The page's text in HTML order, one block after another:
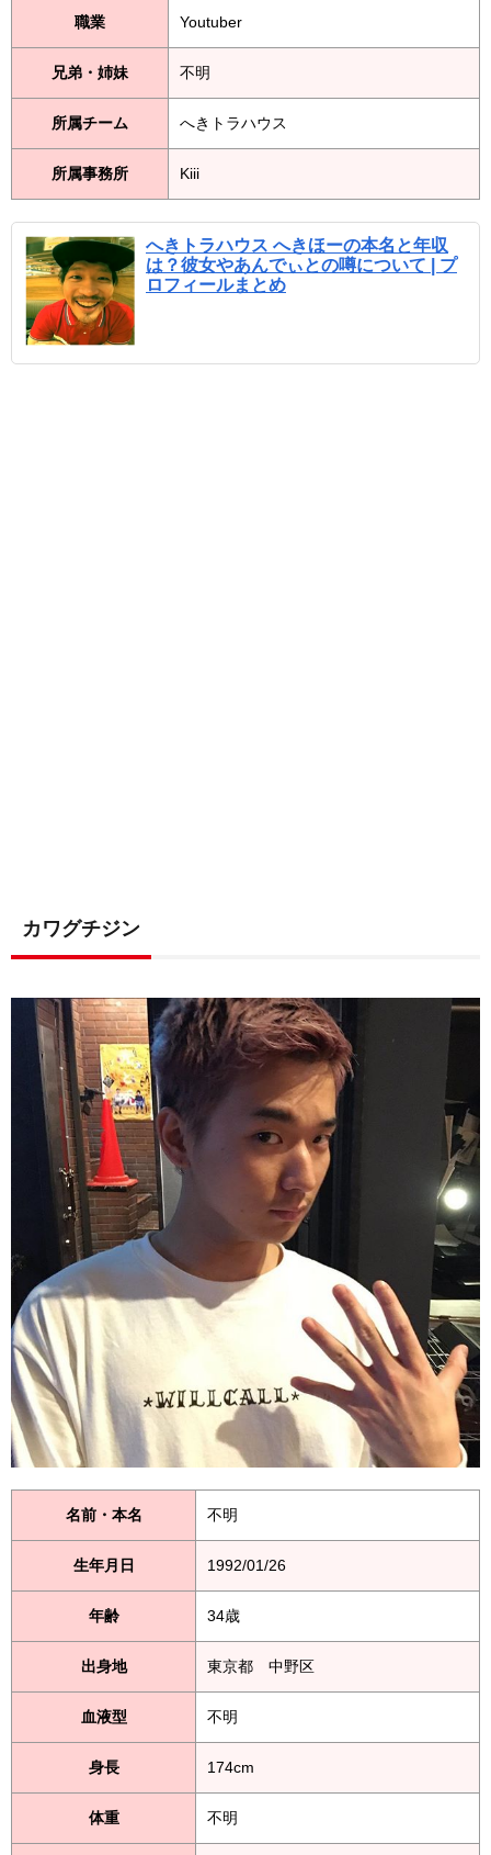
職業 Youtuber
兄弟・姉妹 不明
所属チーム へきトラハウス
所属事務所 Kiii
へきトラハウス へきほーの本名と年収
は？彼女やあんでぃとの噂について | プ
ロフィールまとめ
カワグチジン
名前・本名 不明
生年月日 1992/01/26
年齢 34歳
出身地 東京都 中野区
血液型 不明
身長 174cm
体重 不明